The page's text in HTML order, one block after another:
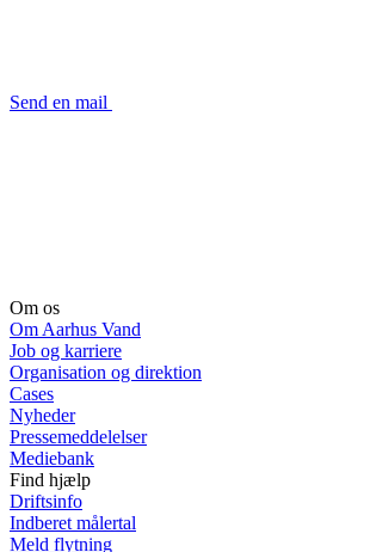
Send en mail
Om os
Om Aarhus Vand
Job og karriere
Organisation og direktion
Cases
Nyheder
Pressemeddelelser
Mediebank
Find hjælp
Driftsinfo
Indberet målertal
Meld flytning